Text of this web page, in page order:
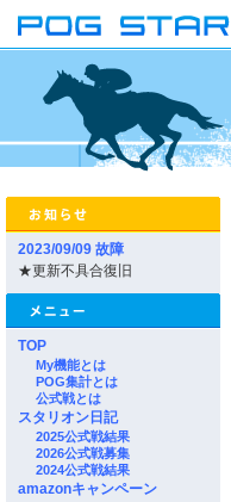
2023/09/09 故障
★更新不具合復旧
TOP
My機能とは
POG集計とは
公式戦とは
スタリオン日記
2025公式戦結果
2026公式戦募集
2024公式戦結果
amazonキャンペーン